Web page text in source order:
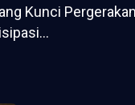
Kunci